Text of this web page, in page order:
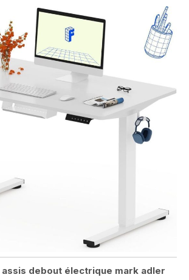
assis debout électrique mark adler